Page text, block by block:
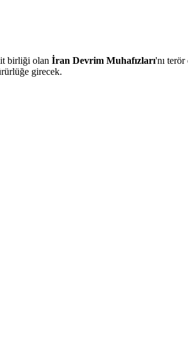
birliği olan İran Devrim Muhafızları'nı
girecek.